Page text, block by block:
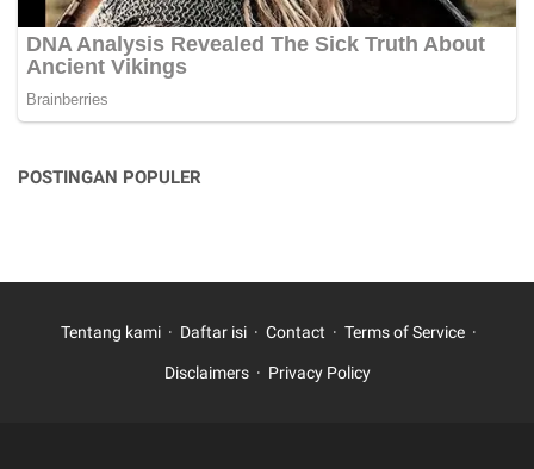
POSTINGAN POPULER
Tentang kami Daftar isi Contact Terms of Service
Disclaimers Privacy Policy